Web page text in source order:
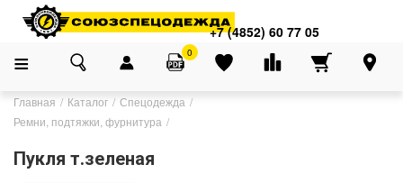
+7 (4852) 60 77 05
0
Главная Каталог
Спецодежда
Ремни, подтяжки, фурнитура
Пукля т.зеленая